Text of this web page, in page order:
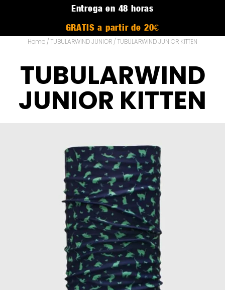
Entrega en 48 horas
GRATIS a partir de 20€
Home / TUBULARWIND JUNIOR / TUBULARWIND JUNIOR KITTEN
TUBULARWIND
JUNIOR KITTEN